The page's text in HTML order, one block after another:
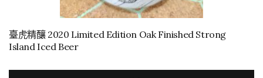
臺虎精釀 2020 Limited Edition Oak Finished Strong
Island Iced Beer